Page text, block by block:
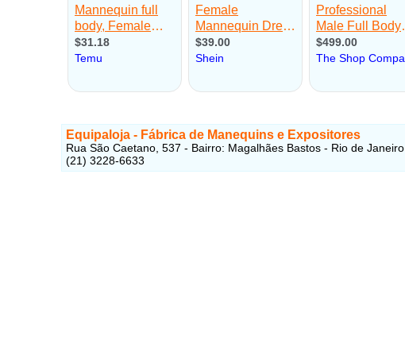
Equipaloja - Fábrica de Manequins e Expositores
Rua São Caetano, 537 - Bairro: Magalhães Bastos - Rio de Janeiro
(21) 3228-6633